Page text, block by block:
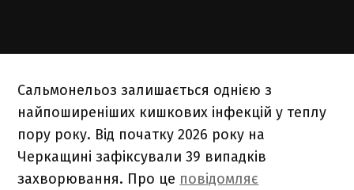
Сальмонельоз залишається однією з
найпоширеніших кишкових інфекцій у теплу
пору року. Від початку 2026 року на
Черкащині зафіксували 39 випадків
захворювання. Про це повідомляє